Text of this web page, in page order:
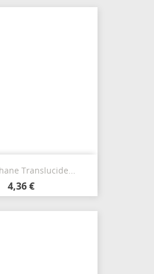
Translucide...
4,36 €